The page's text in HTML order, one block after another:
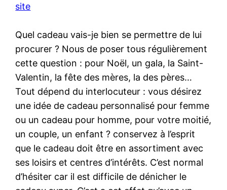
site
Quel cadeau vais-je bien se permettre de lui
procurer ? Nous de poser tous régulièrement
cette question : pour Noël, un gala, la Saint-
Valentin, la fête des mères, la des pères…
Tout dépend du interlocuteur : vous désirez
une idée de cadeau personnalisé pour femme
ou un cadeau pour homme, pour votre moitié,
un couple, un enfant ? conservez à l’esprit
que le cadeau doit être en assortiment avec
ses loisirs et centres d’intérêts. C’est normal
d’hésiter car il est difficile de dénicher le